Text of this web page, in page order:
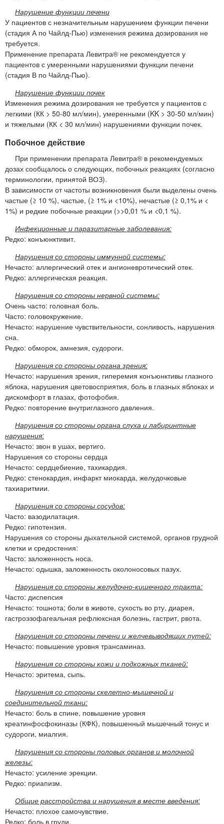
Нарушение функции печени
У пациентов с незначительным нарушением функции печени
(стадия А по Чайлд-Пью) изменения режима дозирования не
требуется.
Применение препарата Левитра® не рекомендуется у
пациентов с умеренными нарушениями функции печени
(стадия В по Чайлд-Пью).
Нарушение функции почек
Изменения режима дозирования не требуется у пациентов с
легкими (КК > 50-80 мл/мин), умеренными (KK > 30-50 мл/мин)
и тяжелыми (КК < 30 мл/мин) нарушениями функции почек.
Побочное действие
При применении препарата Левитра® в рекомендуемых
дозах сообщалось о следующих, побочных реакциях (согласно
терминологии, принятой ВОЗ).
В зависимости от частоты возникновения были выделены очень
частые (≥ 10 %), частые, (≥ 1% и <10%), нечастые (≥ 0,1% и <
1%) и редкие побочные реакции (>>0,01 % и <0,1 %).
Инфекционные и паразитарные заболевания:
Редко: конъюнктивит.
Нарушения со стороны иммунной системы:
Нечасто: аллергический отек и ангионевротический отек.
Редко: аллергическая реакция.
Нарушения со стороны нервной системы:
Очень часто: головная боль.
Часто: головокружение.
Нечасто: нарушение чувствительности, сонливость, нарушения
сна.
Редко: обморок, амнезия, судороги.
Нарушения со стороны органа зрения:
Нечасто: нарушения зрения, гиперемия конъюнктивы глазного
яблока, нарушения цветовосприятия, боль в глазных яблоках и
дискомфорт в глазах, фотофобия.
Редко: повторение внутриглазного давления.
Нарушения со стороны органа слуха и лабиринтные
нарушения:
Нечасто: звон в ушах, вертиго.
Нарушения со стороны сердца
Нечасто: сердцебиение, тахикардия.
Редко: стенокардия, инфаркт миокарда, желудочковые
тахиаритмии.
Нарушения со стороны сосудов:
Часто: вазодилатация.
Редко: гипотензия.
Нарушения со стороны дыхательной системой, органов грудной
клетки и средостения:
Часто: заложенность носа.
Нечасто: одышка, заложенность околоносовых пазух.
Нарушения со стороны желудочно-кишечного тракта:
Часто: диспепсия
Нечасто: тошнота; боли в животе, сухость во рту, диарея,
гастроэзофагеальная рефлюксная болезнь, гастрит, рвота.
Нарушения со стороны печени и желчевыводящих путей:
Нечасто: повышение уровня трансаминаз.
Нарушения со стороны кожи и подкожных тканей:
Нечасто: эритема, сыпь.
Нарушения со стороны скелетно-мышечной и
соединительной ткани:
Нечасто: боль в спине, повышение уровня
креатинфосфокиназы (КФК), повышенный мышечный тонус и
судороги, миалгия.
Нарушения со стороны половых органов и молочной
железы:
Нечасто: усиление эрекции.
Редко: приапизм.
Общие расстройства и нарушения в месте введения:
Нечасто: плохое самочувствие.
Редко: боль в груди.